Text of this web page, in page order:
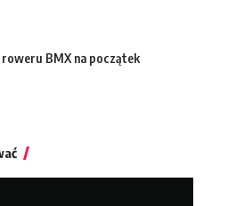
BMX na początek